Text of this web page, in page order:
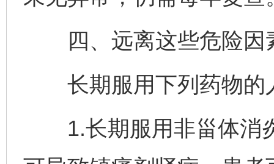
四、远离这些危险因
长期服用下列药物的
1.长期服用非甾体消